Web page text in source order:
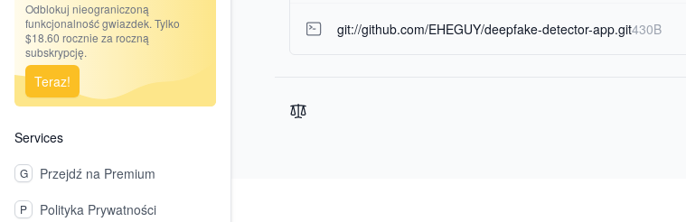
Odblokuj nieograniczoną
funkcjonalność gwiazdek. Tylko
$18.60 rocznie za roczną
subskrypcję.
Teraz!
Services
G Przejdź na Premium
P Polityka Prywatności
git://github.com/EHEGUY/deepfake-detector-app.git430B